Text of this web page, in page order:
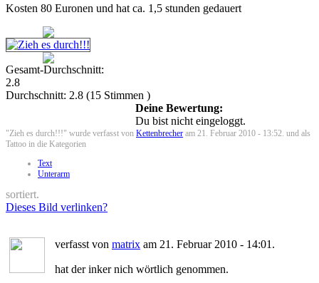
Kosten 80 Euronen und hat ca. 1,5 stunden gedauert
Gesamt-Durchschnitt:
2.8
Durchschnitt: 2.8 (15 Stimmen )
Deine Bewertung:
Du bist nicht eingeloggt.
"Zieh es durch!!!" wurde verfasst von Kettenbrecher am 21. Februar 2010 - 13:52. und als
Tattoo in die Kategorien
Text
Unterarm
sortiert.
Dieses Bild verlinken?
verfasst von matrix am 21. Februar 2010 - 14:01.
hat der inker nich wörtlich genommen.